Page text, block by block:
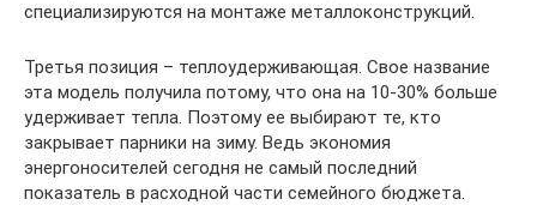
специализируются на монтаже металлоконструкций.
Третья позиция – теплоудерживающая. Свое название
эта модель получила потому, что она на 10-30% больше
удерживает тепла. Поэтому ее выбирают те, кто
закрывает парники на зиму. Ведь экономия
энергоносителей сегодня не самый последний
показатель в расходной части семейного бюджета.